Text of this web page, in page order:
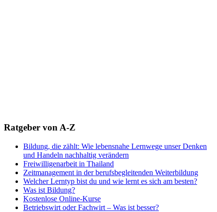
Ratgeber von A-Z
Bildung, die zählt: Wie lebensnahe Lernwege unser Denken
und Handeln nachhaltig verändern
Freiwilligenarbeit in Thailand
Zeitmanagement in der berufsbegleitenden Weiterbildung
Welcher Lerntyp bist du und wie lernt es sich am besten?
Was ist Bildung?
Kostenlose Online-Kurse
Betriebswirt oder Fachwirt – Was ist besser?